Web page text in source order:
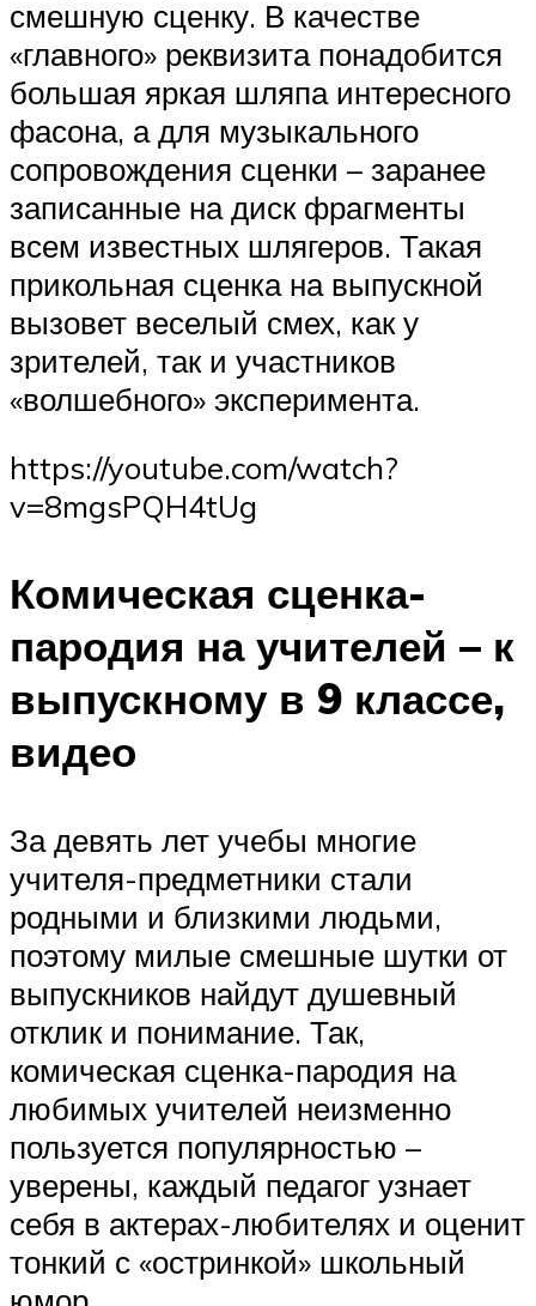
смешную сценку. В качестве
«главного» реквизита понадобится
большая яркая шляпа интересного
фасона, а для музыкального
сопровождения сценки – заранее
записанные на диск фрагменты
всем известных шлягеров. Такая
прикольная сценка на выпускной
вызовет веселый смех, как у
зрителей, так и участников
«волшебного» эксперимента.
https://youtube.com/watch?
v=8mgsPQH4tUg
Комическая сценка-
пародия на учителей – к
выпускному в 9 классе,
видео
За девять лет учебы многие
учителя-предметники стали
родными и близкими людьми,
поэтому милые смешные шутки от
выпускников найдут душевный
отклик и понимание. Так,
комическая сценка-пародия на
любимых учителей неизменно
пользуется популярностью –
уверены, каждый педагог узнает
себя в актерах-любителях и оценит
тонкий с «остринкой» школьный